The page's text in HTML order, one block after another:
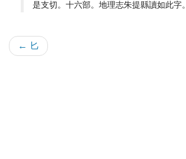
是支切。十六部。地理志朱提縣讀如此字。
← 匕